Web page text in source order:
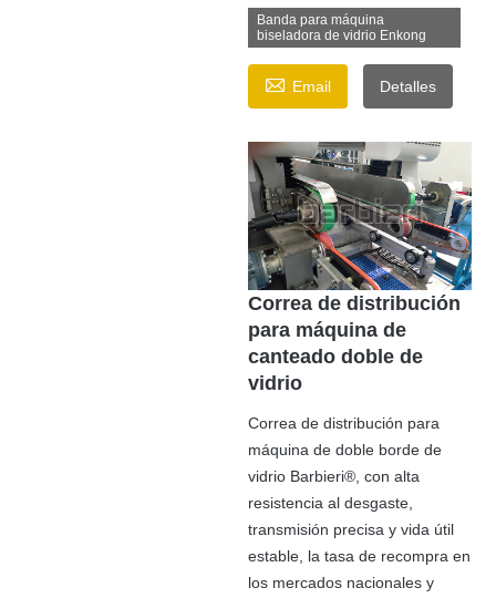
Banda para máquina
biseladora de vidrio Enkong
 Email Detalles
Correa de distribución
para máquina de
canteado doble de
vidrio
Correa de distribución para
máquina de doble borde de
vidrio Barbieri®, con alta
resistencia al desgaste,
transmisión precisa y vida útil
estable, la tasa de recompra en
los mercados nacionales y